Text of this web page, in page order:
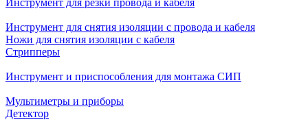
Инструмент для резки провода и кабеля
Инструмент для снятия изоляции с провода и кабеля
Ножи для снятия изоляции с кабеля
Стрипперы
Инструмент и приспособления для монтажа СИП
Мультиметры и приборы
Детектор